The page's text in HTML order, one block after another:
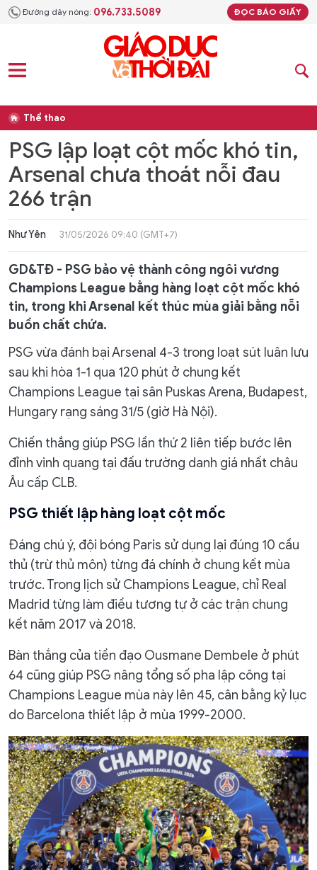
Đường dây nóng: 096.733.5089 ĐỌC BÁO GIẤY
Thể thao
PSG lập loạt cột mốc khó tin,
Arsenal chưa thoát nỗi đau
266 trận
Như Yên 31/05/2026 09:40 (GMT+7)
GD&TĐ - PSG bảo vệ thành công ngôi vương
Champions League bằng hàng loạt cột mốc khó
tin, trong khi Arsenal kết thúc mùa giải bằng nỗi
buồn chất chứa.
PSG vừa đánh bại Arsenal 4-3 trong loạt sút luân lưu
sau khi hòa 1-1 qua 120 phút ở chung kết
Champions League tại sân Puskas Arena, Budapest,
Hungary rạng sáng 31/5 (giờ Hà Nội).
Chiến thắng giúp PSG lần thứ 2 liên tiếp bước lên
đỉnh vinh quang tại đấu trường danh giá nhất châu
Âu cấp CLB.
PSG thiết lập hàng loạt cột mốc
Đáng chú ý, đội bóng Paris sử dụng lại đúng 10 cầu
thủ (trừ thủ môn) từng đá chính ở chung kết mùa
trước. Trong lịch sử Champions League, chỉ Real
Madrid từng làm điều tương tự ở các trận chung
kết năm 2017 và 2018.
Bàn thắng của tiền đạo Ousmane Dembele ở phút
64 cũng giúp PSG nâng tổng số pha lập công tại
Champions League mùa này lên 45, cân bằng kỷ lục
do Barcelona thiết lập ở mùa 1999-2000.